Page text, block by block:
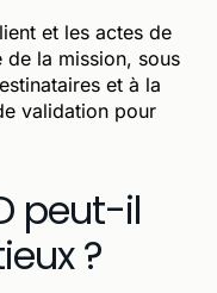
et les actes de
de la mission, sous
et à la
validation pour
peut-il
?